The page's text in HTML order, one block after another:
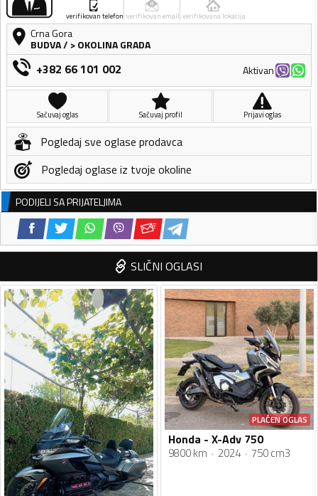
verifikovan telefon verifikovan email verifikovana lokacija
Crna Gora
BUDVA/ > OKOLINA GRADA
+382 66 101 002 Aktivan
Sačuvaj oglas Sačuvaj profil Prijavi oglas
Pogledaj sve oglase prodavca
Pogledaj oglase iz tvoje okoline
PODIJELI SA PRIJATELJIMA
SLIČNI OGLASI
PLAĆEN OGLAS
Honda - X-Adv 750
9800 km 2024 750 cm3